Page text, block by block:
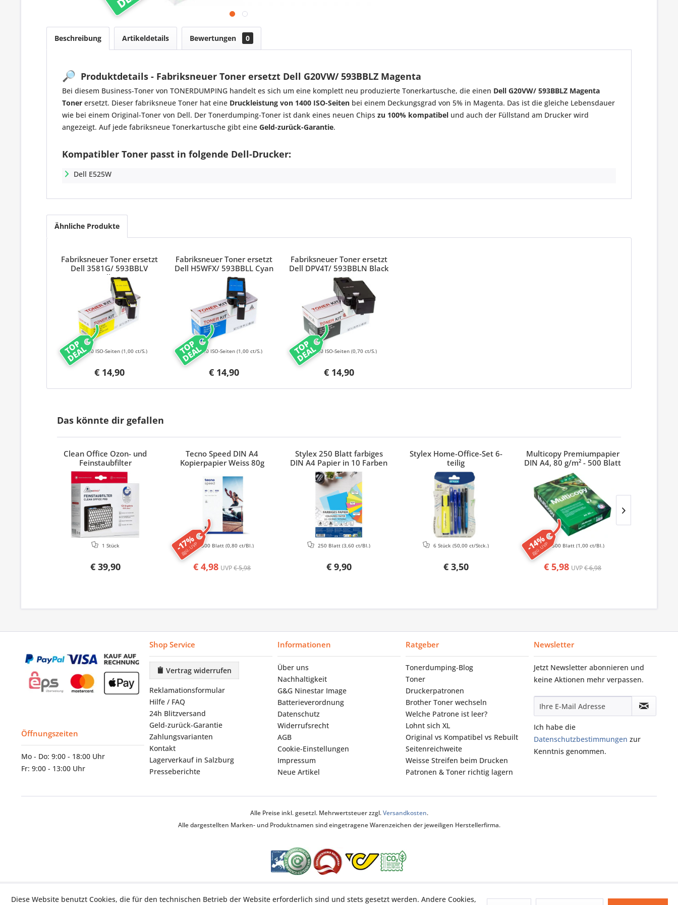
Beschreibung Artikeldetails Bewertungen 0
🔎 Produktdetails - Fabriksneuer Toner ersetzt Dell G20VW/ 593BBLZ Magenta
Bei diesem Business-Toner von TONERDUMPING handelt es sich um eine komplett neu produzierte Tonerkartusche, die einen Dell G20VW/ 593BBLZ Magenta
Toner ersetzt. Dieser fabriksneue Toner hat eine Druckleistung von 1400 ISO-Seiten bei einem Deckungsgrad von 5% in Magenta. Das ist die gleiche Lebensdauer
wie bei einem Original-Toner von Dell. Der Tonerdumping-Toner ist dank eines neuen Chips zu 100% kompatibel und auch der Füllstand am Drucker wird
angezeigt. Auf jede fabriksneue Tonerkartusche gibt eine Geld-zurück-Garantie.
Kompatibler Toner passt in folgende Dell-Drucker:
Dell E525W
Ähnliche Produkte
TOP
DEAL
Fabriksneuer Toner ersetzt
Dell 3581G/ 593BBLV
Yellow
€ 14,90
1400 ISO-Seiten(1,00 ct/S.) TOP
DEAL
Fabriksneuer Toner ersetzt
Dell H5WFX/ 593BBLL Cyan
€ 14,90
1400 ISO-Seiten (1,00 ct/S.) TOP
DEAL
Fabriksneuer Toner ersetzt
Dell DPV4T/ 593BBLN Black
€ 14,90
2000 ISO-Seiten(0,70 ct/S.)
Das könnte dir gefallen
Clean Office Ozon- und
Feinstaubfilter
€ 39,90
1 Stück -17%
ggü. UVP
Tecno Speed DIN A4
Kopierpapier Weiss 80g
€ 4,98 UVP€ 5,98
500 Blatt (0,80 ct/Bl.)
Stylex 250 Blatt farbiges
DIN A4 Papier in 10 Farben
€ 9,90
250 Blatt(3,60 ct/Bl.)
Stylex Home-Office-Set 6-
teilig
€ 3,50
6 Stück(50,00 ct/Stck.) -14%
ggü. UVP
Multicopy Premiumpapier
DIN A4, 80 g/m² - 500 Blatt
€ 5,98 UVP€ 6,98
500 Blatt (1,00 ct/Bl.)
Öffnungszeiten
Mo - Do: 9:00 - 18:00 Uhr
Fr: 9:00 - 13:00 Uhr
Shop Service
Vertrag widerrufen
Reklamationsformular
Hilfe / FAQ
24h Blitzversand
Geld-zurück-Garantie
Zahlungsvarianten
Kontakt
Lagerverkauf in Salzburg
Presseberichte
Informationen
Über uns
Nachhaltigkeit
G&G Ninestar Image
Batterieverordnung
Datenschutz
Widerrufsrecht
AGB
Cookie-Einstellungen
Impressum
Neue Artikel
Ratgeber
Tonerdumping‑Blog
Toner
Druckerpatronen
Brother Toner wechseln
Welche Patrone ist leer?
Lohnt sich XL
Original vs Kompatibel vs Rebuilt
Seitenreichweite
Weisse Streifen beim Drucken
Patronen & Toner richtig lagern
Newsletter
Jetzt Newsletter abonnieren und
keine Aktionen mehr verpassen.
Ich habe die
Datenschutzbestimmungen zur
Kenntnis genommen.
Alle Preise inkl. gesetzl. Mehrwertsteuer zzgl.Versandkosten.
Alle dargestellten Marken- und Produktnamen sind eingetragene Warenzeichen der jeweiligen Herstellerfirma.
Diese Website benutzt Cookies, die für den technischen Betrieb der Website erforderlich sind und stets gesetzt werden. Andere Cookies,